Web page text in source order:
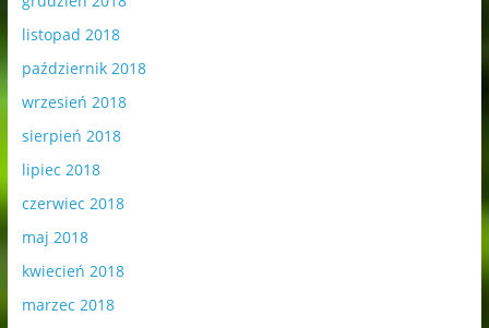
listopad 2018
październik 2018
wrzesień 2018
sierpień 2018
lipiec 2018
czerwiec 2018
maj 2018
kwiecień 2018
marzec 2018